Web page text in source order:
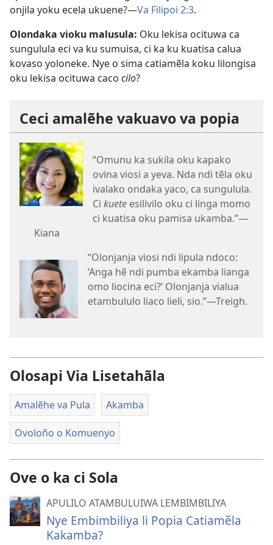
onjila yoku ecela ukuene?—Va Filipoi 2:3.
Olondaka vioku malusula: Oku lekisa ocituwa ca
sungulula eci va ku sumuisa, ci ka ku kuatisa calua
kovaso yoloneke. Nye o sima catiamẽla koku lilongisa
oku lekisa ocituwa caco cilo?
Ceci amalẽhe vakuavo va popia
“Omunu ka sukila oku kapako
ovina viosi a yeva. Nda ndi tẽla oku
ivalako ondaka yaco, ca sungulula.
Ci kuete esilivilo oku ci linga momo
ci kuatisa oku pamisa ukamba.”—
Kiana
“Olonjanja viosi ndi lipula ndoco:
‘Anga hẽ ndi pumba ekamba lianga
omo liocina eci?’ Olonjanja vialua
etambululo liaco lieli, sio.”—Treigh.
Olosapi Via Lisetahãla
Amalẽhe va Pula Akamba
Ovoloño o Komuenyo
Ove o ka ci Sola
APULILO ATAMBULUIWA LEMBIMBILIYA
Nye Embimbiliya li Popia Catiamẽla
Kakamba?